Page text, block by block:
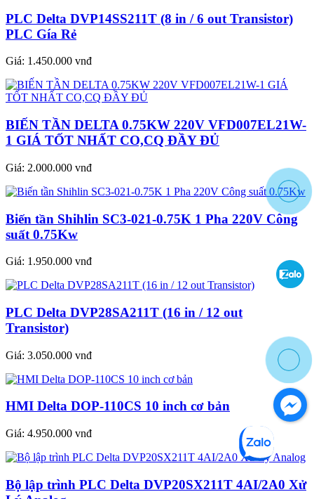
PLC Delta DVP14SS211T (8 in / 6 out Transistor)
PLC Gía Rẻ
Giá: 1.450.000 vnđ
BIẾN TẦN DELTA 0.75KW 220V VFD007EL21W-
1 GIÁ TỐT NHẤT CO,CQ ĐẦY ĐỦ
Giá: 2.000.000 vnđ
Biến tần Shihlin SC3-021-0.75K 1 Pha 220V Công
suất 0.75Kw
Giá: 1.950.000 vnđ
PLC Delta DVP28SA211T (16 in / 12 out
Transistor)
Giá: 3.050.000 vnđ
HMI Delta DOP-110CS 10 inch cơ bản
Giá: 4.950.000 vnđ
Bộ lập trình PLC Delta DVP20SX211T 4AI/2A0 Xử